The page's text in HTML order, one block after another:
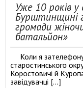
Уже 10 років у
Бурштинщині
громади
батальйон»
Коли я
старостинського
Коростовичі й
завідувачці […]